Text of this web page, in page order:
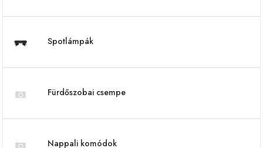
Spotlámpák
Fürdőszobai csempe
Nappali komódok